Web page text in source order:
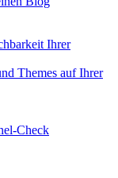
Ihrer
Themes auf Ihrer
Check